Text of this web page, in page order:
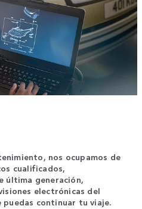
nos ocupamos de
cualificados,
última generación,
electrónicas del
puedas continuar tu viaje.